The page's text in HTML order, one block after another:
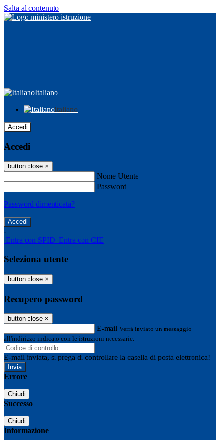
Salta al contenuto
Italiano
Italiano
Accedi
Accedi
button close ×
Nome Utente
Password
Password dimenticata?
-
Entra con SPID Entra con CIE
Seleziona utente
button close ×
Recupero password
button close ×
E-mail Verrà inviato un messaggio
all'indirizzo indicato con le istruzioni necessarie.
E-mail inviata, si prega di controllare la casella di posta elettronica!
Errore
Chiudi
Successo
Chiudi
Informazione